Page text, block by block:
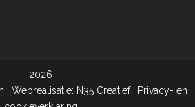
2026
| Webrealisatie: N35 Creatief|
Privacy- en